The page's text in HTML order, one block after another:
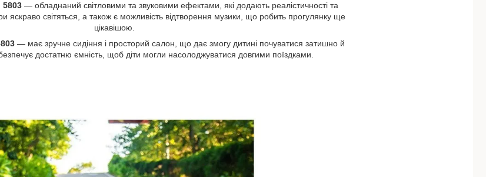
5803— обладнаний світловими та звуковими ефектами, які додають реалістичності та
яскраво світяться, а також є можливість відтворення музики, що робить прогулянку ще
цікавішою.
— має зручне сидіння і просторий салон, що дає змогу дитині почуватися затишно й
достатню ємність, щоб діти могли насолоджуватися довгими поїздками.